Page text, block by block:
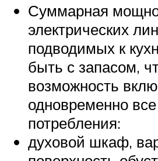
Суммарная
электрических
подводимых к
быть с запасом,
возможность
одновременно все
потребления:
духовой шкаф,